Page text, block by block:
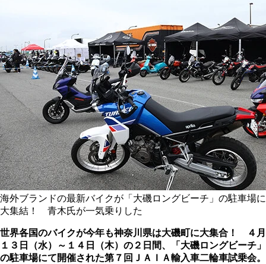
海外ブランドの最新バイクが「大磯ロングビーチ」の駐車場に
大集結！ 青木氏が一気乗りした
世界各国のバイクが今年も神奈川県は大磯町に大集合！ ４月
１３日（水）～１４日（木）の２日間、「大磯ロングビーチ」
の駐車場にて開催された第７回ＪＡＩＡ輸入車二輪車試乗会。